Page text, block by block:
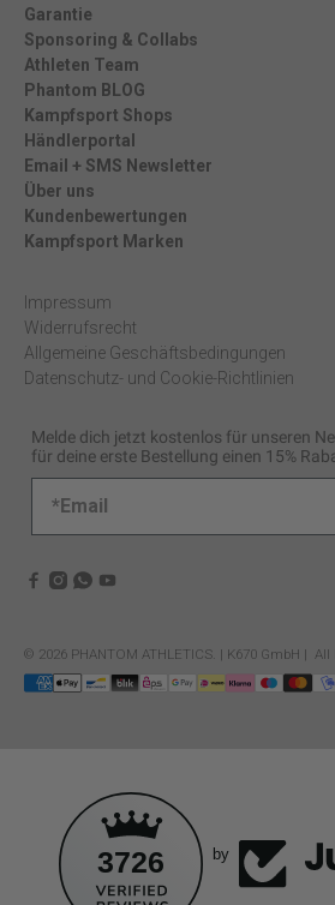
Garantie
Sponsoring & Collabs
Athleten Team
Phantom BLOG
Kampfsport Shops
Händlerportal
Email + SMS Newsletter
Über uns
Kundenbewertungen
Kampfsport Marken
Impressum
Widerrufsrecht
Allgemeine Geschäftsbedingungen
Datenschutz- und Cookie-Richtlinien
Melde dich jetzt kostenlos für unseren
für deine erste Bestellung einen 15%
© 2026 PHANTOM ATHLETICS. | K670 GmbH | All
3726 by